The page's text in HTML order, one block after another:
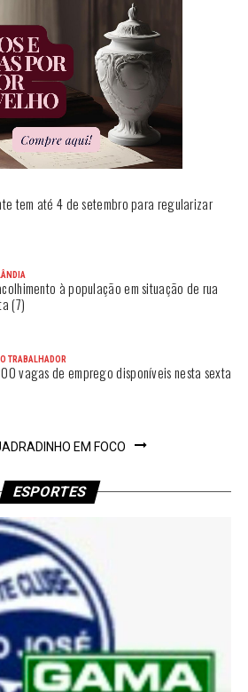
tem até 4 de setembro para regularizar
à população em situação de rua
(7)
TRABALHADOR
vagas de emprego disponíveis nesta sexta
EM FOCO
ESPORTES